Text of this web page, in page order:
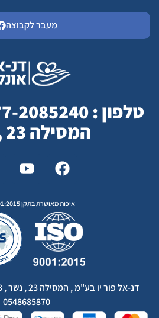
מעבר לקבוצה
המסילה 23 , נשר
איכות מאושרת בתקן ISO 9001:2015
0548685870